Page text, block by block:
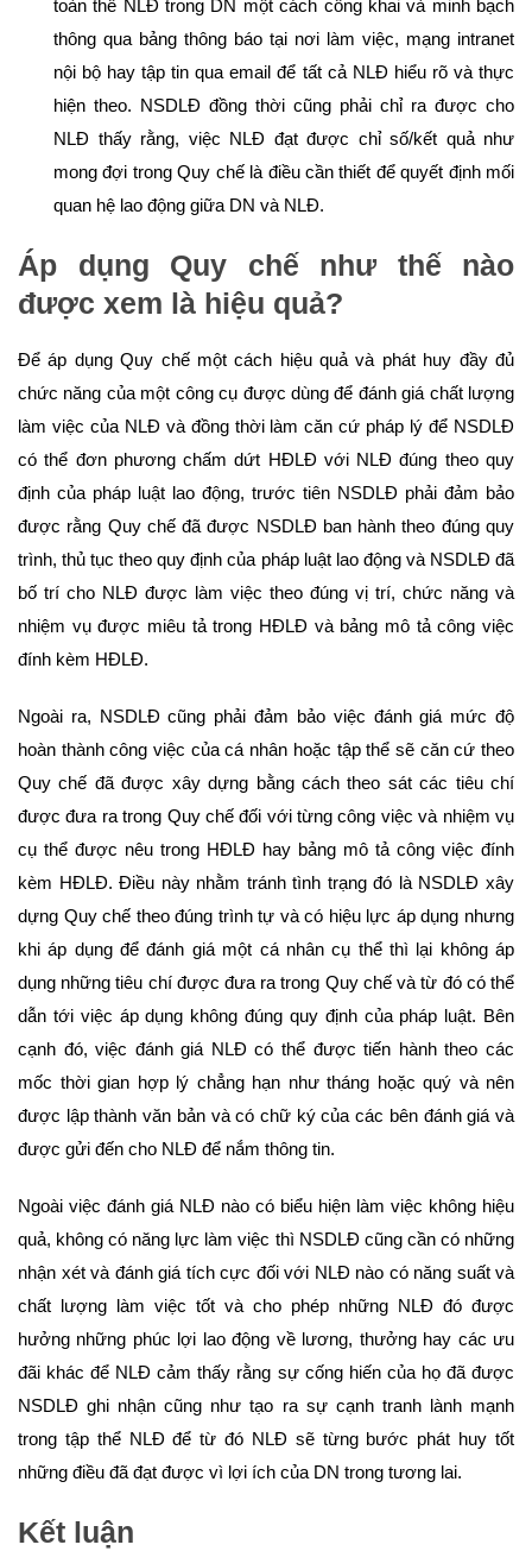
toàn thể NLĐ trong DN một cách công khai và minh bạch
thông qua bảng thông báo tại nơi làm việc, mạng intranet
nội bộ hay tập tin qua email để tất cả NLĐ hiểu rõ và thực
hiện theo. NSDLĐ đồng thời cũng phải chỉ ra được cho
NLĐ thấy rằng, việc NLĐ đạt được chỉ số/kết quả như
mong đợi trong Quy chế là điều cần thiết để quyết định mối
quan hệ lao động giữa DN và NLĐ.
Áp dụng Quy chế như thế nào
được xem là hiệu quả?
Để áp dụng Quy chế một cách hiệu quả và phát huy đầy đủ
chức năng của một công cụ được dùng để đánh giá chất lượng
làm việc của NLĐ và đồng thời làm căn cứ pháp lý để NSDLĐ
có thể đơn phương chấm dứt HĐLĐ với NLĐ đúng theo quy
định của pháp luật lao động, trước tiên NSDLĐ phải đảm bảo
được rằng Quy chế đã được NSDLĐ ban hành theo đúng quy
trình, thủ tục theo quy định của pháp luật lao động và NSDLĐ đã
bố trí cho NLĐ được làm việc theo đúng vị trí, chức năng và
nhiệm vụ được miêu tả trong HĐLĐ và bảng mô tả công việc
đính kèm HĐLĐ.
Ngoài ra, NSDLĐ cũng phải đảm bảo việc đánh giá mức độ
hoàn thành công việc của cá nhân hoặc tập thể sẽ căn cứ theo
Quy chế đã được xây dựng bằng cách theo sát các tiêu chí
được đưa ra trong Quy chế đối với từng công việc và nhiệm vụ
cụ thể được nêu trong HĐLĐ hay bảng mô tả công việc đính
kèm HĐLĐ. Điều này nhằm tránh tình trạng đó là NSDLĐ xây
dựng Quy chế theo đúng trình tự và có hiệu lực áp dụng nhưng
khi áp dụng để đánh giá một cá nhân cụ thể thì lại không áp
dụng những tiêu chí được đưa ra trong Quy chế và từ đó có thể
dẫn tới việc áp dụng không đúng quy định của pháp luật. Bên
cạnh đó, việc đánh giá NLĐ có thể được tiến hành theo các
mốc thời gian hợp lý chẳng hạn như tháng hoặc quý và nên
được lập thành văn bản và có chữ ký của các bên đánh giá và
được gửi đến cho NLĐ để nắm thông tin.
Ngoài việc đánh giá NLĐ nào có biểu hiện làm việc không hiệu
quả, không có năng lực làm việc thì NSDLĐ cũng cần có những
nhận xét và đánh giá tích cực đối với NLĐ nào có năng suất và
chất lượng làm việc tốt và cho phép những NLĐ đó được
hưởng những phúc lợi lao động về lương, thưởng hay các ưu
đãi khác để NLĐ cảm thấy rằng sự cống hiến của họ đã được
NSDLĐ ghi nhận cũng như tạo ra sự cạnh tranh lành mạnh
trong tập thể NLĐ để từ đó NLĐ sẽ từng bước phát huy tốt
những điều đã đạt được vì lợi ích của DN trong tương lai.
Kết luận